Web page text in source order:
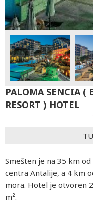
PALOMA SENCIA (
RESORT ) HOTEL
Smešten je na 35 km
centra Antalije, a 4 km
mora. Hotel je otvoren
m².